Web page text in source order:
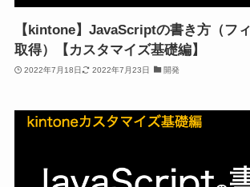
【kintone】JavaScriptの書き方（フ
取得）【カスタマイズ基礎編】
2022年7月18日 2022年7月23日 開発